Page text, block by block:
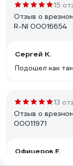
15
Отзыв о
R-NI 00016654
Сергей К.
Подошел как
13
Отзыв о
00011971
Офицеров Е.